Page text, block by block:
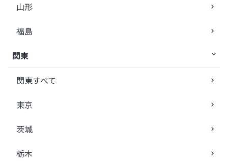
山形
福島
関東
関東すべて
東京
茨城
栃木